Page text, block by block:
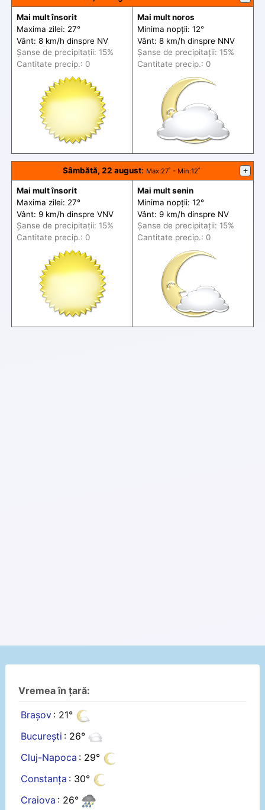
Mai mult însorit
Maxima zilei: 27°
Vânt: 8 km/h dinspre NV
Șanse de precipitații: 15%
Cantitate precip.: 0
Mai mult noros
Minima nopții: 12°
Vânt: 8 km/h dinspre NNV
Șanse de precipitații: 15%
Cantitate precip.: 0
Sâmbătă, 22 august: Max:27˚ - Min:12˚ +
Mai mult însorit
Maxima zilei: 27°
Vânt: 9 km/h dinspre VNV
Șanse de precipitații: 15%
Cantitate precip.: 0
Mai mult senin
Minima nopții: 12°
Vânt: 9 km/h dinspre NV
Șanse de precipitații: 15%
Cantitate precip.: 0
Vremea în țară:
Brașov : 21°
București : 26°
Cluj-Napoca : 29°
Constanța : 30°
Craiova : 26°